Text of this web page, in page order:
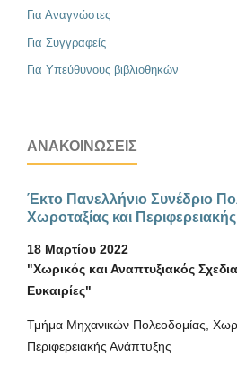
Για Αναγνώστες
Για Συγγραφείς
Για Υπεύθυνους βιβλιοθηκών
ΑΝΑΚΟΙΝΏΣΕΙΣ
Έκτο Πανελλήνιο Συνέδριο
Χωροταξίας και
18 Μαρτίου 2022
"Χωρικός και Αναπτυξιακός
Ευκαιρίες"
Τμήμα Μηχανικών Πολεοδομίας,
Περιφερειακής Ανάπτυξης